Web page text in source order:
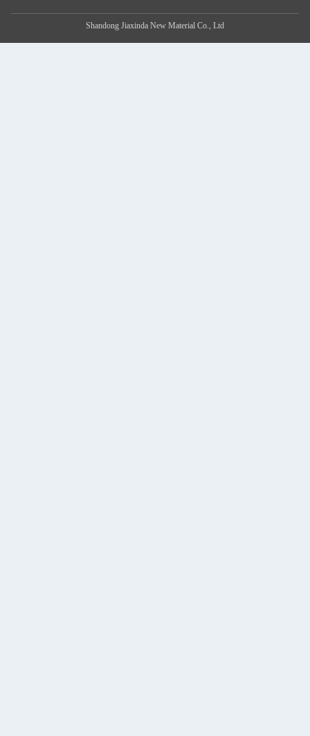
Shandong Jiaxinda New